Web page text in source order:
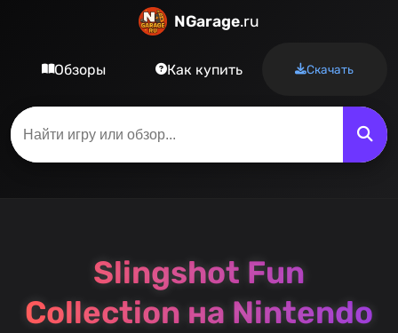
NGarage.ru
Обзоры Как купить Скачать
Slingshot Fun
Collection на Nintendo